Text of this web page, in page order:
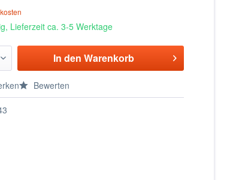
Lieferzeit ca. 3-5 Werktage
In den Warenkorb
Bewerten